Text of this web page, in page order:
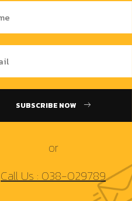
SUBSCRIBE NOW
or
Call Us : 038-029789